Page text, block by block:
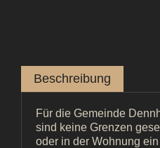
Beschreibung
Für die Gemeinde
sind keine Grenzen
oder in der Wohnung